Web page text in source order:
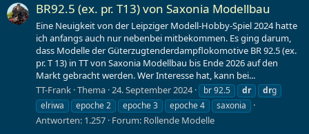
BR92.5 (ex. pr. T13) von Saxonia Modellbau
Eine Neuigkeit von der Leipziger Modell-Hobby-Spiel 2024 hatte
ich anfangs auch nur nebenbei mitbekommen. Es ging darum,
dass Modelle der Güterzugtenderdampflokomotive BR 92.5 (ex.
pr. T 13) in TT von Saxonia Modellbau bis Ende 2026 auf den
Markt gebracht werden. Wer Interesse hat, kann bei...
TT-Frank Thema 24. September 2024 br 92.5 dr drg
elriwa
epoche 2 epoche 3 epoche 4 saxonia
Antworten: 1.257 Forum: Rollende Modelle